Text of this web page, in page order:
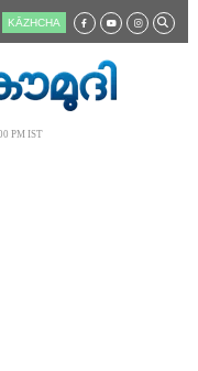
KĀZHCHA
PM IST